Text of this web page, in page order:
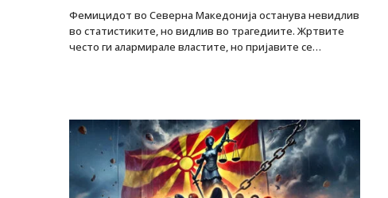
Фемицидот во Северна Македонија останува невидлив
во статистиките, но видлив во трагедиите. Жртвите
често ги алармирале властите, но пријавите се…